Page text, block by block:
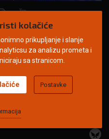
© Copyright 2026. | ARILEO
privatnosti
Impressum
kolačiće
prikupljanje i slanje
za analizu prometa i
sa stranicom.
Postavke